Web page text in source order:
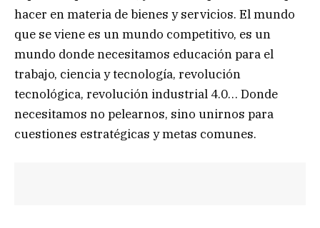
hacer en materia de bienes y servicios. El mundo
que se viene es un mundo competitivo, es un
mundo donde necesitamos educación para el
trabajo, ciencia y tecnología, revolución
tecnológica, revolución industrial 4.0… Donde
necesitamos no pelearnos, sino unirnos para
cuestiones estratégicas y metas comunes.